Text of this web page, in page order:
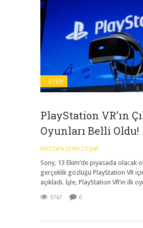
OYUN
PlayStation VR’ın
Oyunları Belli Oldu!
MUSTAFA ŞEVKI COŞAR
Sony, 13 Ekim’de piyasada olacak
gerçeklik gözlüğü PlayStation VR için
açıkladı. İşte, PlayStation VR’ın ilk
3767 0